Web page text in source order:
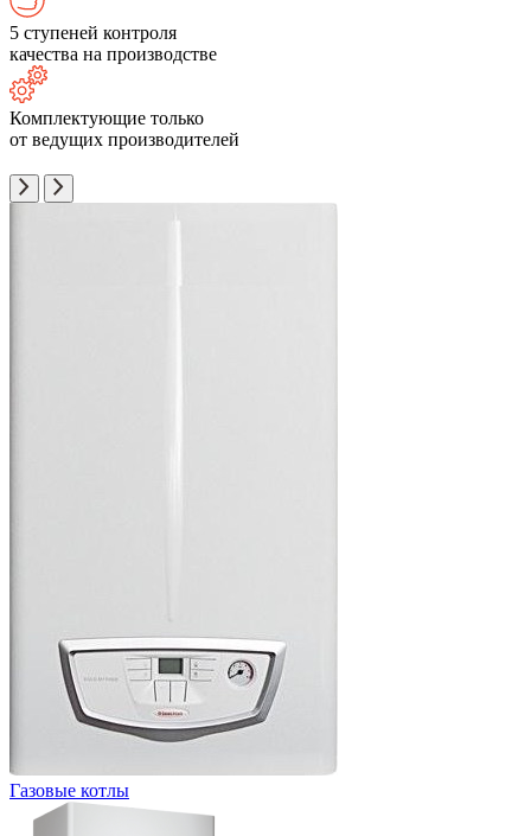
5 ступеней контроля
качества на производстве
Комплектующие только
от ведущих производителей
Газовые котлы